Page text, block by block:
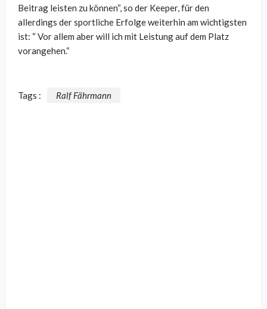
Beitrag leisten zu können“, so der Keeper, für den
allerdings der sportliche Erfolge weiterhin am wichtigsten
ist: “ Vor allem aber will ich mit Leistung auf dem Platz
vorangehen.“
Tags : Ralf Fährmann